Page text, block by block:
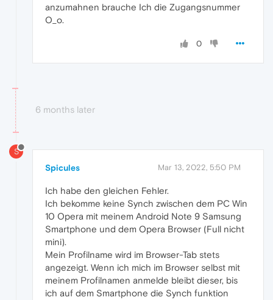
anzumahnen brauche Ich die Zugangsnummer
O_o.
0
6 months later
S
Spicules Mar 13, 2022, 5:50 PM
Ich habe den gleichen Fehler.
Ich bekomme keine Synch zwischen dem PC Win
10 Opera mit meinem Android Note 9 Samsung
Smartphone und dem Opera Browser (Full nicht
mini).
Mein Profilname wird im Browser-Tab stets
angezeigt. Wenn ich mich im Browser selbst mit
meinem Profilnamen anmelde bleibt dieser, bis
ich auf dem Smartphone die Synch funktion